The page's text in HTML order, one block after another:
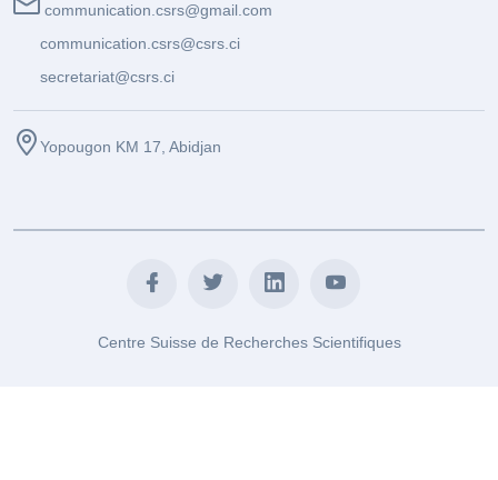
communication.csrs@gmail.com
communication.csrs@csrs.ci
secretariat@csrs.ci
Yopougon KM 17, Abidjan
Centre Suisse de Recherches Scientifiques